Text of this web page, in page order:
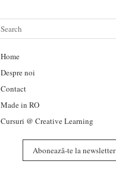
Home
Despre noi
Contact
Made in RO
Cursuri @ Creative Learning
Abonează-te la newsletter